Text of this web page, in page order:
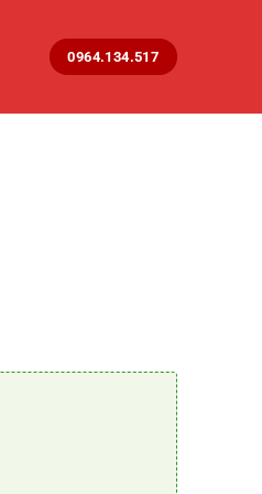
0964.134.517